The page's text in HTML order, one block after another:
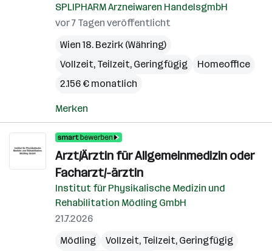
SPLIPHARM Arzneiwaren HandelsgmbH
vor 7 Tagen veröffentlicht
Wien 18. Bezirk (Währing)
Vollzeit, Teilzeit, Geringfügig
Homeoffice
2.156 € monatlich
Merken
Arzt/Ärztin für Allgemeinmedizin oder
Facharzt/-ärztin
Institut für Physikalische Medizin und
Rehabilitation Mödling GmbH
21.7.2026
Mödling
Vollzeit, Teilzeit, Geringfügig